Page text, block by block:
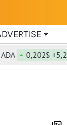
0,202$ +5,22%